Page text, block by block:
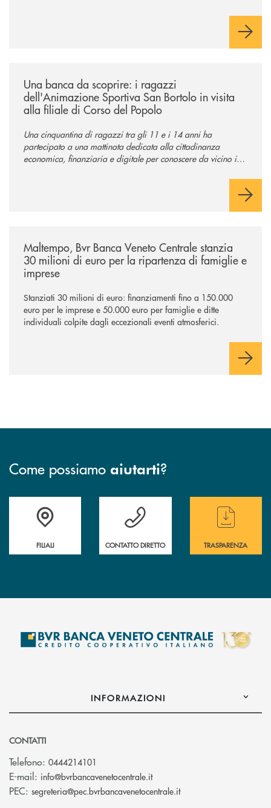
Una banca da scoprire: i ragazzi
dell'Animazione Sportiva San Bortolo in visita
alla filiale di Corso del Popolo
Una cinquantina di ragazzi tra gli 11 e i 14 anni ha
partecipato a una mattinata dedicata alla cittadinanza
economica, finanziaria e digitale per conoscere da vicino il
Maltempo, Bvr Banca Veneto Centrale stanzia
30 milioni di euro per la ripartenza di famiglie e
imprese
Stanziati 30 milioni di euro: finanziamenti fino a 150.000
euro per le imprese e 50.000 euro per famiglie e ditte
individuali colpite dagli eccezionali eventi atmosferici.
Come possiamo aiutarti?
Trova la filiale più vicina a te
FILIALI
Hai bisogno di assistenza immediata ?
CONTATTO DIRETTO
Hai bisogno di
TRASPARENZA
INFORMAZIONI
CONTATTI
Telefono: 0444214101
E-mail: info@bvrbancavenetocentrale.it(si apre l’app di posta
PEC: segreteria@pec.bvrbancavenetocentrale.it(si apre l’app di